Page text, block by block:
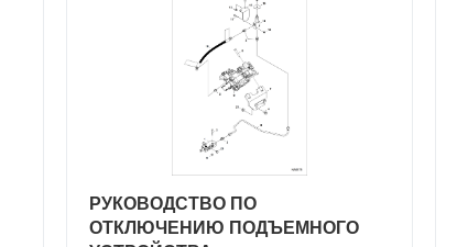
РУКОВОДСТВО ПО
ОТКЛЮЧЕНИЮ ПОДЪЕМНОГО